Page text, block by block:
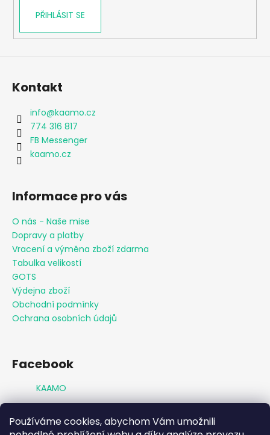
Používáme cookies, abychom Vám umožnili
PŘIHLÁSIT SE
Kontakt
info@kaamo.cz
774 316 817
FB Messenger
kaamo.cz
Informace pro vás
O nás - Naše mise
Dopravy a platby
Vracení a výměna zboží zdarma
Tabulka velikostí
GOTS
Výdejna zboží
Obchodní podmínky
Ochrana osobních údajů
Facebook
KAAMO